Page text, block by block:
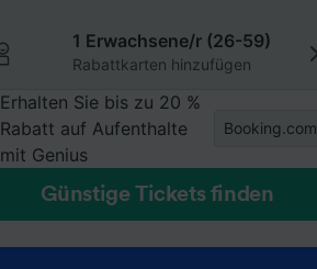
1 Erwachsene/r (26-59)
Rabattkarten hinzufügen
Erhalten Sie bis zu 20 %
Rabatt auf Aufenthalte
mit Genius
Booking.com
Günstige Tickets finden